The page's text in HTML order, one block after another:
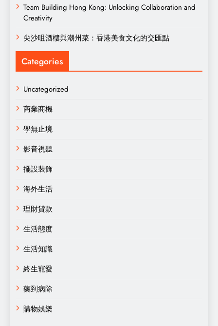
Team Building Hong Kong: Unlocking Collaboration and
Creativity
尖沙咀酒樓與潮州菜：香港美食文化的交匯點
Categories
Uncategorized
商業商機
學無止境
影音視聽
擺設裝飾
海外生活
理財貸款
生活態度
生活知識
終生寵愛
藥到病除
購物娛樂